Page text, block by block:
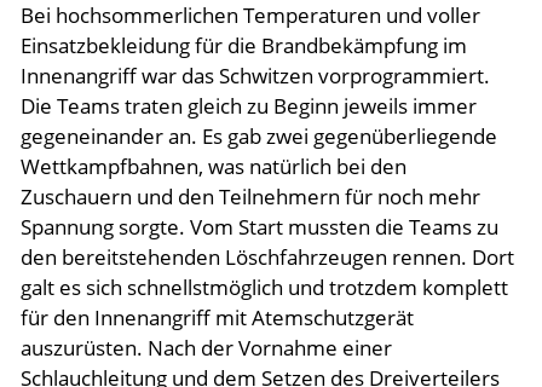
Bei hochsommerlichen Temperaturen und voller
Einsatzbekleidung für die Brandbekämpfung im
Innenangriff war das Schwitzen vorprogrammiert.
Die Teams traten gleich zu Beginn jeweils immer
gegeneinander an. Es gab zwei gegenüberliegende
Wettkampfbahnen, was natürlich bei den
Zuschauern und den Teilnehmern für noch mehr
Spannung sorgte. Vom Start mussten die Teams zu
den bereitstehenden Löschfahrzeugen rennen. Dort
galt es sich schnellstmöglich und trotzdem komplett
für den Innenangriff mit Atemschutzgerät
auszurüsten. Nach der Vornahme einer
Schlauchleitung und dem Setzen des Dreiverteilers